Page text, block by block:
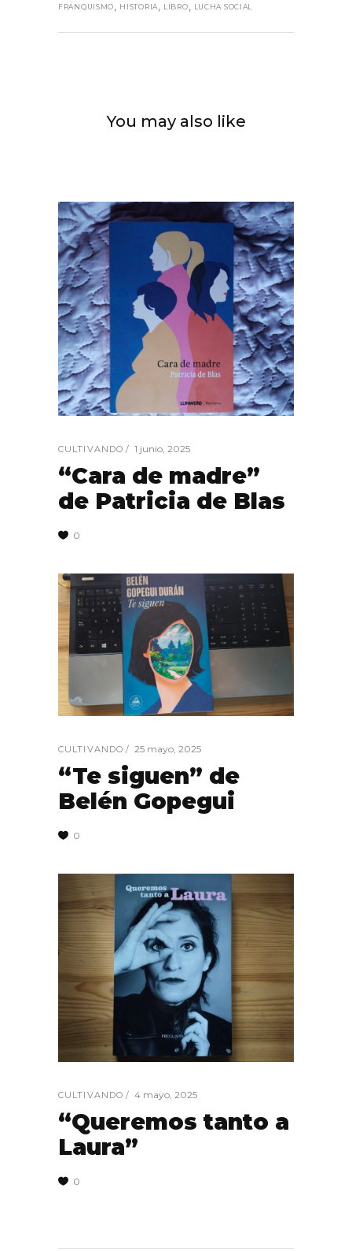
FRANQUISMO, HISTORIA, LIBRO, LUCHA SOCIAL
You may also like
CULTIVANDO 1 junio, 2025
“Cara de madre”
de Patricia de Blas
0
CULTIVANDO 25 mayo, 2025
“Te siguen” de
Belén Gopegui
0
CULTIVANDO 4 mayo, 2025
“Queremos tanto a
Laura”
0